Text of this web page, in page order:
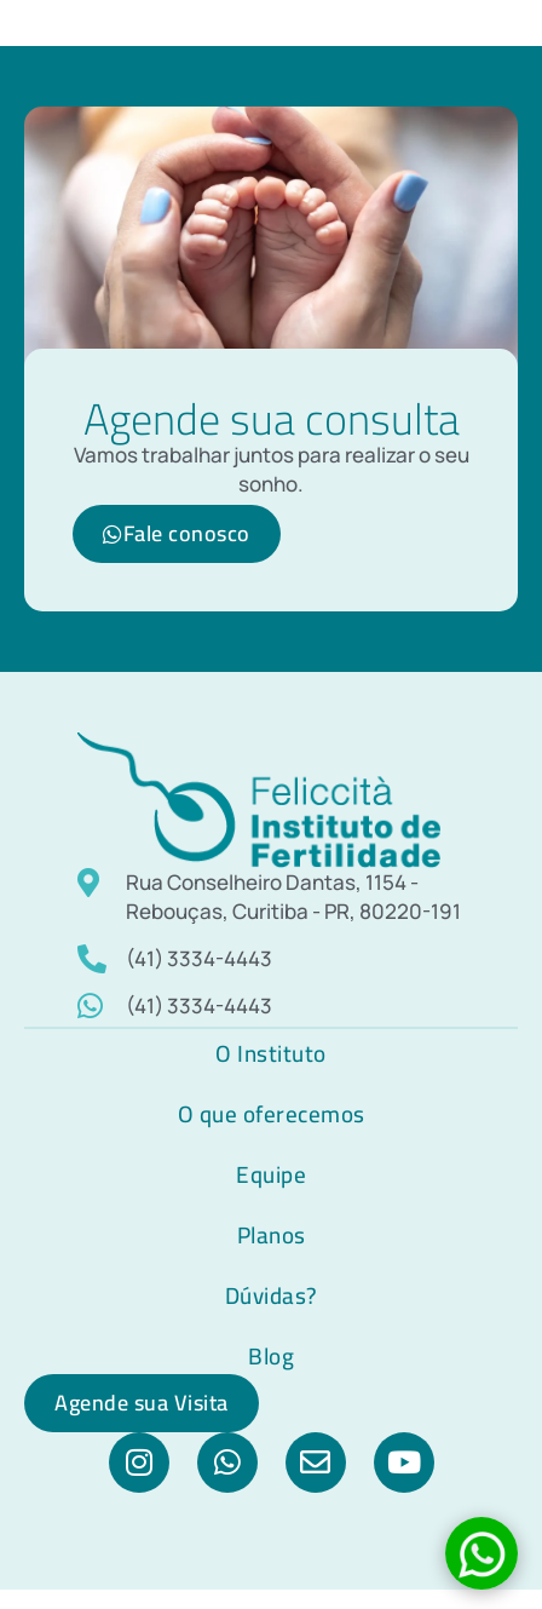
Agende sua consulta
Vamos trabalhar juntos para realizar o seu
sonho.
Fale conosco
Rua Conselheiro Dantas, 1154 -
Rebouças, Curitiba - PR, 80220-191
(41) 3334-4443
(41) 3334-4443
O Instituto
O que oferecemos
Equipe
Planos
Dúvidas?
Blog
Agende sua Visita